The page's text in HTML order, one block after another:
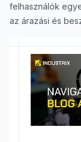
felhasználók
az árazási és